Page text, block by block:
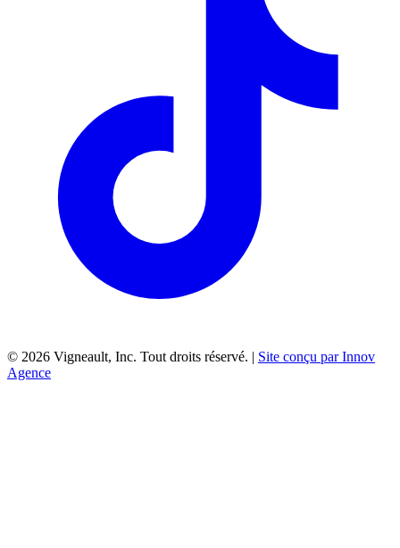
© 2026 Vigneault, Inc. Tout droits réservé. | Site conçu par Innov
Agence